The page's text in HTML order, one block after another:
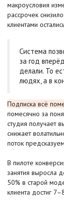
макроусловия
рассрочек
клиентами
Система
за год
делали. То
людях, а в
Подписка всё
помесячно за
студия получает
снижает
поток
В пилоте
занятия выросла
50% в старой
клиента достиг